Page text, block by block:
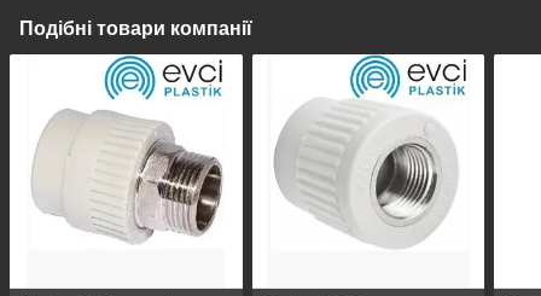
Подібні товари компанії